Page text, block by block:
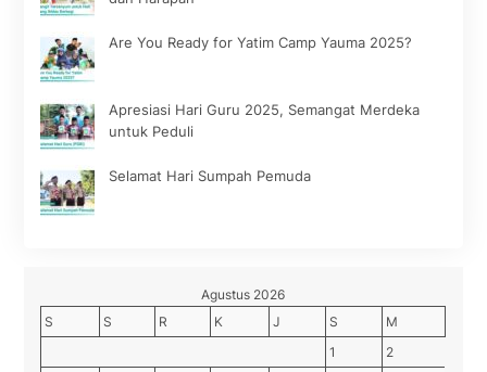
Are You Ready for Yatim Camp Yauma 2025?
Apresiasi Hari Guru 2025, Semangat Merdeka
untuk Peduli
Selamat Hari Sumpah Pemuda
Agustus 2026
S
S R K J S
M
1
2